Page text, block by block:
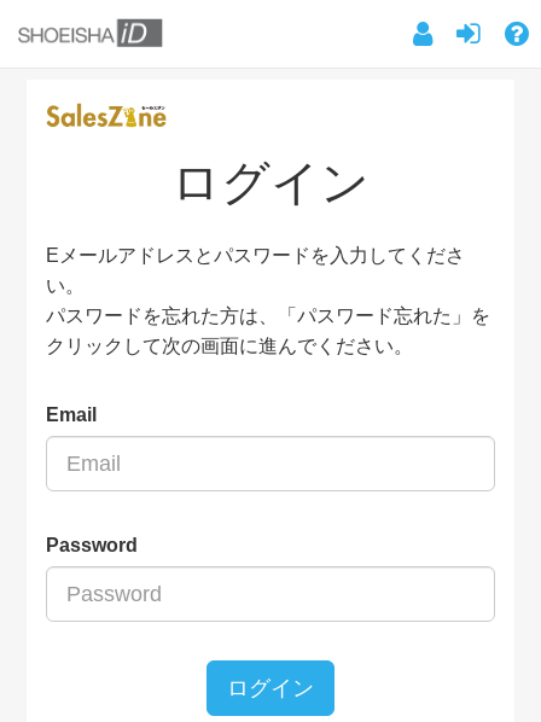
ログイン
Eメールアドレスとパスワードを入力してくださ
い。
パスワードを忘れた方は、「パスワード忘れた」を
クリックして次の画面に進んでください。
Email
Password
ログイン